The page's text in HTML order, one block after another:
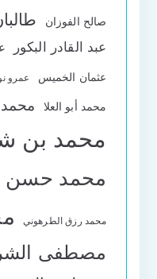
صالح الفوزان
عبد القادر البكور
عثمان الخميس عمرو
محمد أبو العلا محمد
محمد بن
محمد حسن
محمد رزق الطرهوني
مصطفى